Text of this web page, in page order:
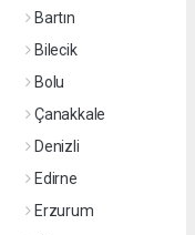
Bartın
Bilecik
Bolu
Çanakkale
Denizli
Edirne
Erzurum